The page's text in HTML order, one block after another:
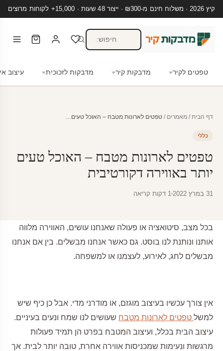
קיץ 2026 · משלוח חינם מ-₪300 · ייצור 48 שעות · 15,000+ לקוחות מרוצים
טפטים לקיר מדבקות קיר מדבקות לזכוכית עיצוב
דף הבית / מאמרים / טפטים לארונות מטבח – האוכל טעים…
כללי
טפטים לארונות מטבח – האוכל טעים
יותר באווירה דקורטיבית
31 במרץ 2022 1 דקות קריאה
בכל מצב, סיטואציה או פעולה שאנחנו עושים, האווירה מלווה
אותנו ונותנת לנו בוסט. גם כאשר אנחנו מבשלים. בין אם אנחנו
מבשלים לחג, לאירוע, לעצמנו או למשפחה.
אין צורך עכשיו בעיצוב מוגזם, או מודרני מדי. אבל כן כיף שיש
למשל טפטים לארונות מטבח שעושים לנו שמח ונעים בעיניים.
עיצוב הבית בכלל, ועיצוב המטבח בפרט הן תמיד פעולות
מרגשות ונעימות שמכניסות אווירה אחרת, טובה יותר לבית. אך